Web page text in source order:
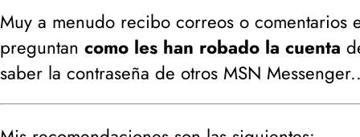
Muy a menudo recibo correos o
preguntan como les han robado la cuenta
saber la contraseña de otros MSN